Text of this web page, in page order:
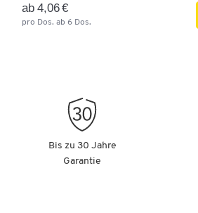
ab 4,06 €
pro Dos. ab 6 Dos.
Bis zu 30 Jahre
Garantie